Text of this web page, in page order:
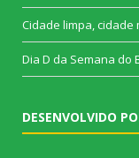
Cidade limpa, cidade
Dia D da Semana do
DESENVOLVIDO